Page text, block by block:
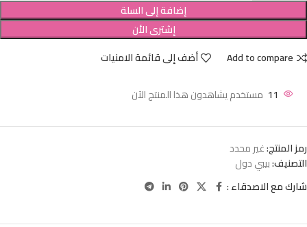
إضافة إلى السلة
إشترى الأن
Add to compare
أضف إلى قائمة الامنيات
11 مستخدم يشاهدون هذا المنتج الآن
رمز المنتج:غير محدد
التصنيف:بيبي دول
شارك مع الاصدقاء :